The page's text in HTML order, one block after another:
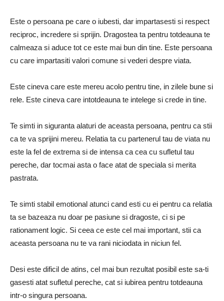
Este o persoana pe care o iubesti, dar impartasesti si respect
reciproc, incredere si sprijin. Dragostea ta pentru totdeauna te
calmeaza si aduce tot ce este mai bun din tine. Este persoana
cu care impartasiti valori comune si vederi despre viata.
Este cineva care este mereu acolo pentru tine, in zilele bune si
rele. Este cineva care intotdeauna te intelege si crede in tine.
Te simti in siguranta alaturi de aceasta persoana, pentru ca stii
ca te va sprijini mereu. Relatia ta cu partenerul tau de viata nu
este la fel de extrema si de intensa ca cea cu sufletul tau
pereche, dar tocmai asta o face atat de speciala si merita
pastrata.
Te simti stabil emotional atunci cand esti cu ei pentru ca relatia
ta se bazeaza nu doar pe pasiune si dragoste, ci si pe
rationament logic. Si ceea ce este cel mai important, stii ca
aceasta persoana nu te va rani niciodata in niciun fel.
Desi este dificil de atins, cel mai bun rezultat posibil este sa-ti
gasesti atat sufletul pereche, cat si iubirea pentru totdeauna
intr-o singura persoana.